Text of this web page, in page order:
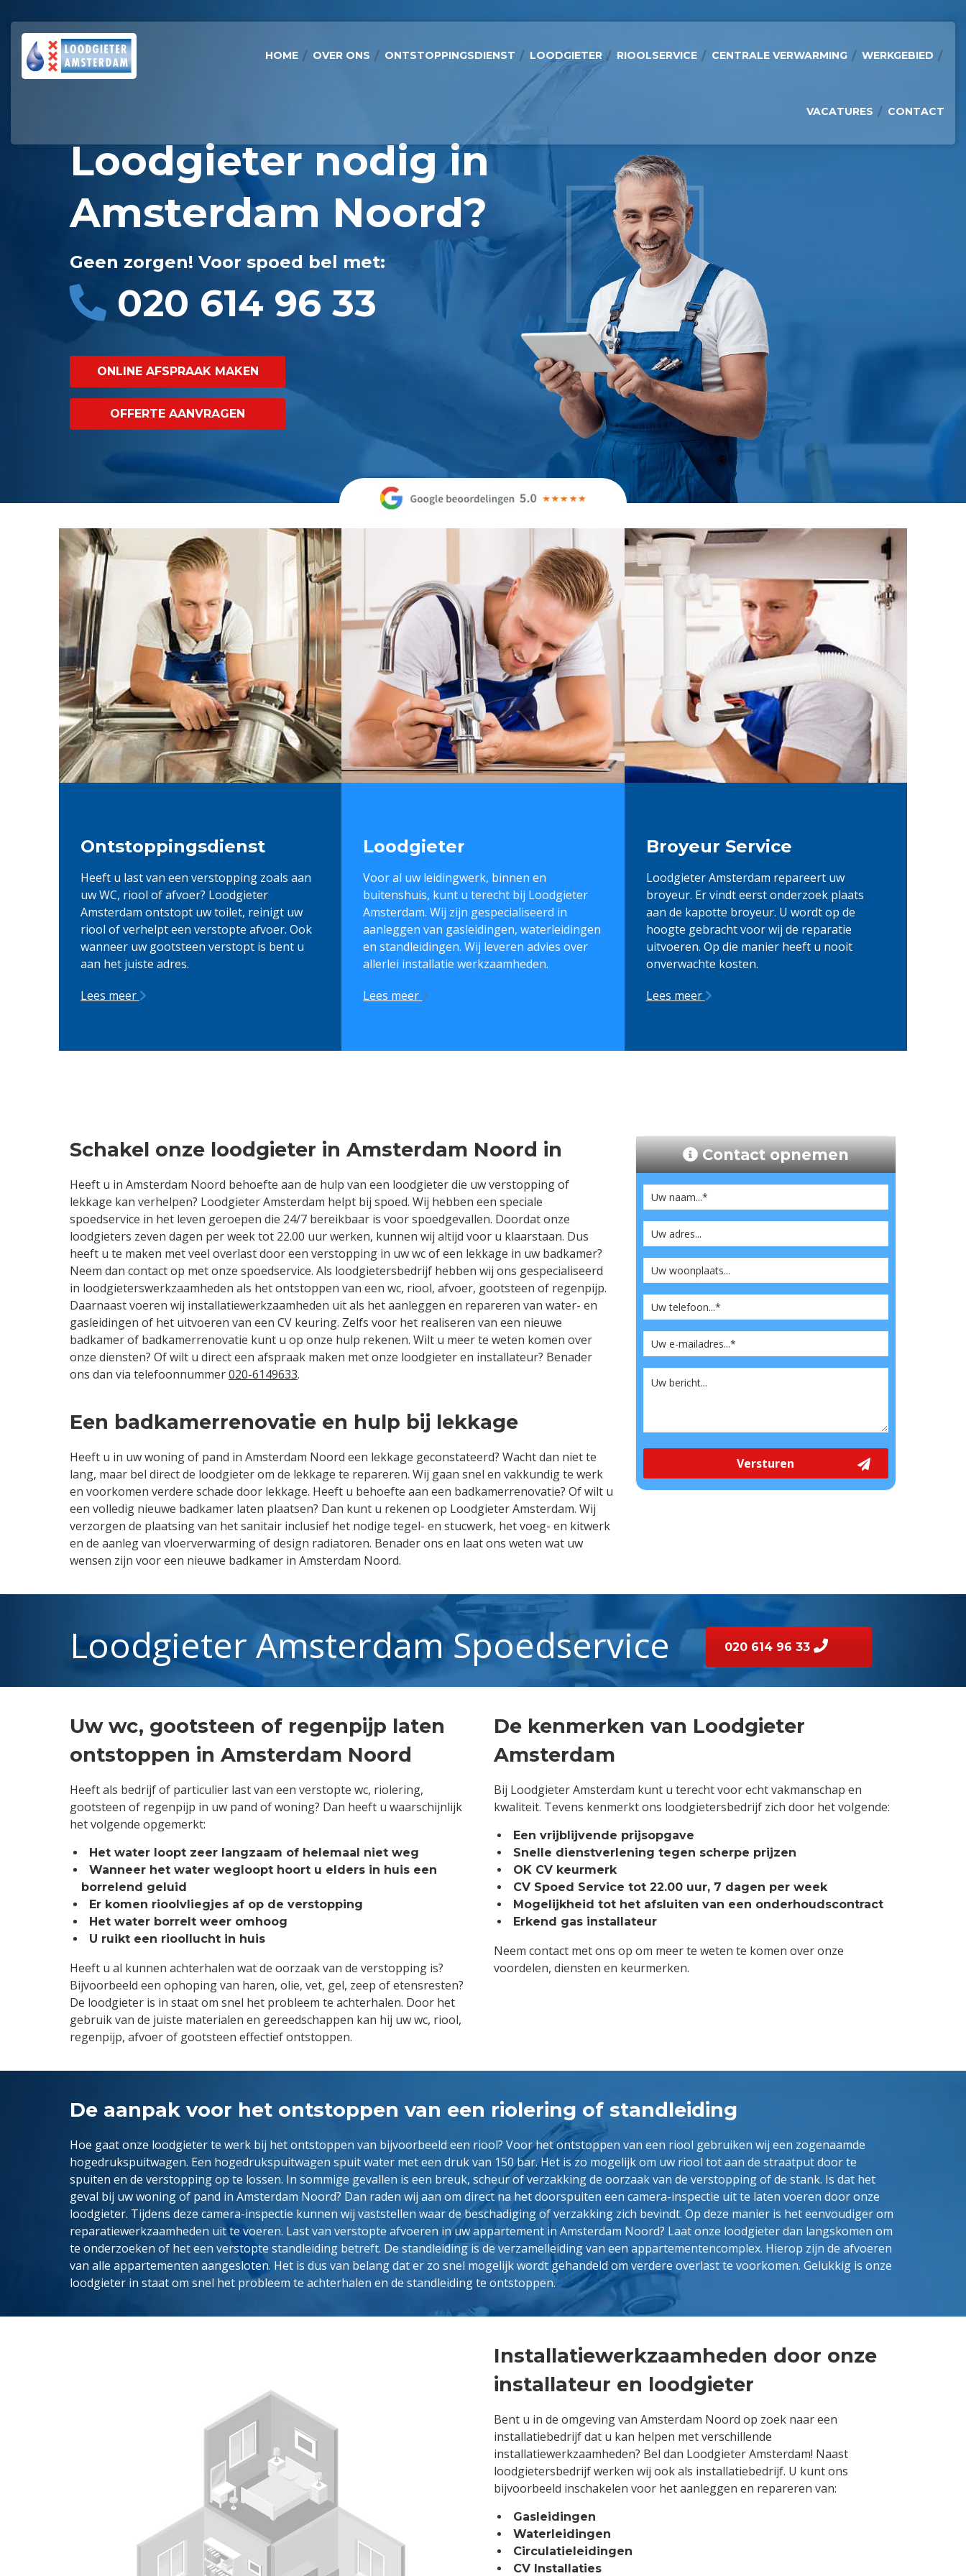
HOME OVER ONS ONTSTOPPINGSDIENST LOODGIETER RIOOLSERVICE CENTRALE VERWARMING WERKGEBIED
VACATURES CONTACT
Loodgieter nodig in
Amsterdam Noord?
Geen zorgen! Voor spoed bel met:
020 614 96 33
ONLINE AFSPRAAK MAKEN
OFFERTE AANVRAGEN
Ontstoppingsdienst
Heeft u last van een verstopping zoals aan
uw WC, riool of afvoer? Loodgieter
Amsterdam ontstopt uw toilet, reinigt uw
riool of verhelpt een verstopte afvoer. Ook
wanneer uw gootsteen verstopt is bent u
aan het juiste adres.
Lees meer
Loodgieter
Voor al uw leidingwerk, binnen en
buitenshuis, kunt u terecht bij Loodgieter
Amsterdam. Wij zijn gespecialiseerd in
aanleggen van gasleidingen, waterleidingen
en standleidingen. Wij leveren advies over
allerlei installatie werkzaamheden.
Lees meer
Broyeur Service
Loodgieter Amsterdam repareert uw
broyeur. Er vindt eerst onderzoek plaats
aan de kapotte broyeur. U wordt op de
hoogte gebracht voor wij de reparatie
uitvoeren. Op die manier heeft u nooit
onverwachte kosten.
Lees meer
Schakel onze loodgieter in Amsterdam Noord in
Heeft u in Amsterdam Noord behoefte aan de hulp van een loodgieter die uw verstopping of
lekkage kan verhelpen? Loodgieter Amsterdam helpt bij spoed. Wij hebben een speciale
spoedservice in het leven geroepen die 24/7 bereikbaar is voor spoedgevallen. Doordat onze
loodgieters zeven dagen per week tot 22.00 uur werken, kunnen wij altijd voor u klaarstaan. Dus
heeft u te maken met veel overlast door een verstopping in uw wc of een lekkage in uw badkamer?
Neem dan contact op met onze spoedservice. Als loodgietersbedrijf hebben wij ons gespecialiseerd
in loodgieterswerkzaamheden als het ontstoppen van een wc, riool, afvoer, gootsteen of regenpijp.
Daarnaast voeren wij installatiewerkzaamheden uit als het aanleggen en repareren van water- en
gasleidingen of het uitvoeren van een CV keuring. Zelfs voor het realiseren van een nieuwe
badkamer of badkamerrenovatie kunt u op onze hulp rekenen. Wilt u meer te weten komen over
onze diensten? Of wilt u direct een afspraak maken met onze loodgieter en installateur? Benader
ons dan via telefoonnummer020-6149633.
Een badkamerrenovatie en hulp bij lekkage
Heeft u in uw woning of pand in Amsterdam Noord een lekkage geconstateerd? Wacht dan niet te
lang, maar bel direct de loodgieter om de lekkage te repareren. Wij gaan snel en vakkundig te werk
en voorkomen verdere schade door lekkage. Heeft u behoefte aan een badkamerrenovatie? Of wilt u
een volledig nieuwe badkamer laten plaatsen? Dan kunt u rekenen op Loodgieter Amsterdam. Wij
verzorgen de plaatsing van het sanitair inclusief het nodige tegel- en stucwerk, het voeg- en kitwerk
en de aanleg van vloerverwarming of design radiatoren. Benader ons en laat ons weten wat uw
wensen zijn voor een nieuwe badkamer in Amsterdam Noord.
Contact opnemen
Versturen
Loodgieter Amsterdam Spoedservice 020 614 96 33
Uw wc, gootsteen of regenpijp laten
ontstoppen in Amsterdam Noord
Heeft als bedrijf of particulier last van een verstopte wc, riolering,
gootsteen of regenpijp in uw pand of woning? Dan heeft u waarschijnlijk
het volgende opgemerkt:
Het water loopt zeer langzaam of helemaal niet weg
Wanneer het water wegloopt hoort u elders in huis een
borrelend geluid
Er komen rioolvliegjes af op de verstopping
Het water borrelt weer omhoog
U ruikt een rioollucht in huis
Heeft u al kunnen achterhalen wat de oorzaak van de verstopping is?
Bijvoorbeeld een ophoping van haren, olie, vet, gel, zeep of etensresten?
De loodgieter is in staat om snel het probleem te achterhalen. Door het
gebruik van de juiste materialen en gereedschappen kan hij uw wc, riool,
regenpijp, afvoer of gootsteen effectief ontstoppen.
De kenmerken van Loodgieter
Amsterdam
Bij Loodgieter Amsterdam kunt u terecht voor echt vakmanschap en
kwaliteit. Tevens kenmerkt ons loodgietersbedrijf zich door het volgende:
Een vrijblijvende prijsopgave
Snelle dienstverlening tegen scherpe prijzen
OK CV keurmerk
CV Spoed Service tot 22.00 uur, 7 dagen per week
Mogelijkheid tot het afsluiten van een onderhoudscontract
Erkend gas installateur
Neem contact met ons op om meer te weten te komen over onze
voordelen, diensten en keurmerken.
De aanpak voor het ontstoppen van een riolering of standleiding
Hoe gaat onze loodgieter te werk bij het ontstoppen van bijvoorbeeld een riool? Voor het ontstoppen van een riool gebruiken wij een zogenaamde
hogedrukspuitwagen. Een hogedrukspuitwagen spuit water met een druk van 150 bar. Het is zo mogelijk om uw riool tot aan de straatput door te
spuiten en de verstopping op te lossen. In sommige gevallen is een breuk, scheur of verzakking de oorzaak van de verstopping of de stank. Is dat het
geval bij uw woning of pand in Amsterdam Noord? Dan raden wij aan om direct na het doorspuiten een camera-inspectie uit te laten voeren door onze
loodgieter. Tijdens deze camera-inspectie kunnen wij vaststellen waar de beschadiging of verzakking zich bevindt. Op deze manier is het eenvoudiger om
reparatiewerkzaamheden uit te voeren. Last van verstopte afvoeren in uw appartement in Amsterdam Noord? Laat onze loodgieter dan langskomen om
te onderzoeken of het een verstopte standleiding betreft. De standleiding is de verzamelleiding van een appartementencomplex. Hierop zijn de afvoeren
van alle appartementen aangesloten. Het is dus van belang dat er zo snel mogelijk wordt gehandeld om verdere overlast te voorkomen. Gelukkig is onze
loodgieter in staat om snel het probleem te achterhalen en de standleiding te ontstoppen.
Installatiewerkzaamheden door onze
installateur en loodgieter
Bent u in de omgeving van Amsterdam Noord op zoek naar een
installatiebedrijf dat u kan helpen met verschillende
installatiewerkzaamheden? Bel dan Loodgieter Amsterdam! Naast
loodgietersbedrijf werken wij ook als installatiebedrijf. U kunt ons
bijvoorbeeld inschakelen voor het aanleggen en repareren van:
Gasleidingen
Waterleidingen
Circulatieleidingen
CV Installaties